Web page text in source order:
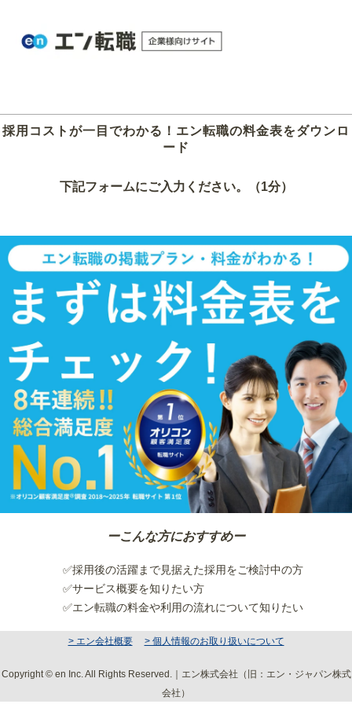
採用コストが一目でわかる！エン転職の料金表をダウンロ
ード
下記フォームにご入力ください。（1分）
ーこんな方におすすめー
✅採用後の活躍まで見据えた採用をご検討中の方
✅サービス概要を知りたい方
✅エン転職の料金や利用の流れについて知りたい
> エン会社概要 > 個人情報のお取り扱いについて
Copyright © en Inc. All Rights Reserved.｜エン株式会社（旧：エン・ジャパン株式
会社）